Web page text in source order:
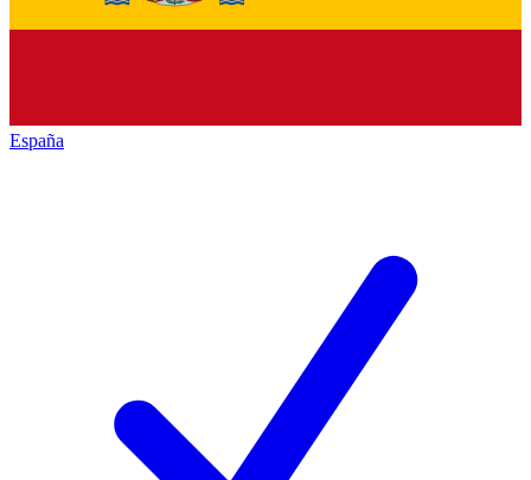
España